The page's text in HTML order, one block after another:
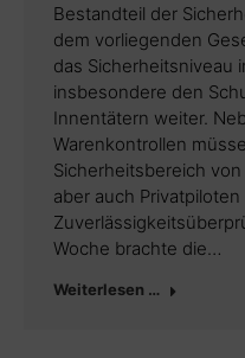
Bestandteil der
dem vorliegenden
das Sicherheitsniveau
insbesondere den
Innentätern weiter.
Warenkontrollen
Sicherheitsbereich
aber auch
Woche brachte die…
Weiterlesen …